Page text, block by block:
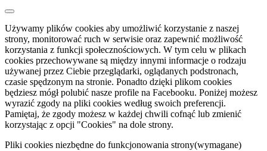
Używamy plików cookies aby umożliwić korzystanie z naszej
strony, monitorować ruch w serwisie oraz zapewnić możliwość
korzystania z funkcji społecznościowych. W tym celu w plikach
cookies przechowywane są między innymi informacje o rodzaju
używanej przez Ciebie przeglądarki, oglądanych podstronach,
czasie spędzonym na stronie. Ponadto dzięki plikom cookies
będziesz mógł polubić nasze profile na Facebooku. Poniżej możesz
wyrazić zgody na pliki cookies według swoich preferencji.
Pamiętaj, że zgody możesz w każdej chwili cofnąć lub zmienić
korzystając z opcji "Cookies" na dole strony.
Pliki cookies niezbędne do funkcjonowania strony(wymagane)